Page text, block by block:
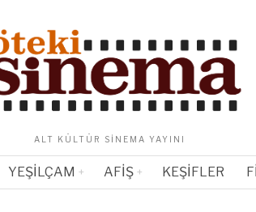
ALT KÜLTÜR SINEMA YAYINI
YEŞILÇAM AFIŞ KEŞIFLER